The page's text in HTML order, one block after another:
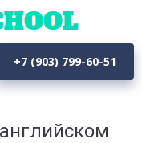
+7 (903) 799-60-51